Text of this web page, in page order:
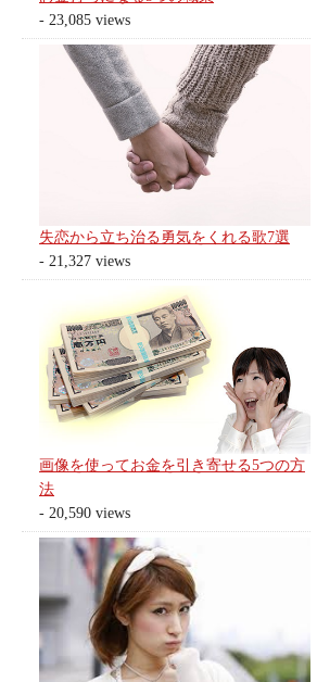
- 23,085 views
失恋から立ち治る勇気をくれる歌7選
- 21,327 views
画像を使ってお金を引き寄せる5つの方
法
- 20,590 views